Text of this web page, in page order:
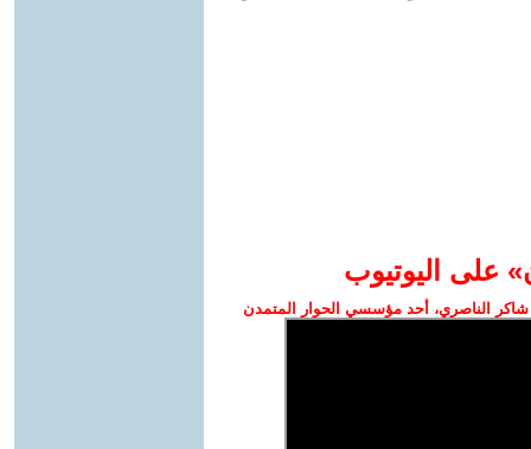
على اليوتيوب
الناصري، أحد مؤسسي الحوار المتمدن